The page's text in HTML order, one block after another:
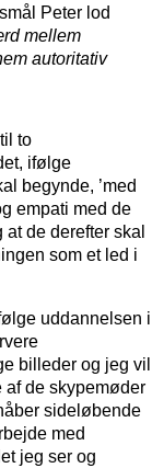
Peter lod
mellem
autoritativ
to
ifølge
begynde, ’med
empati med de
de derefter skal
som et led i
uddannelsen i
billeder og jeg vil
af de skypemøder
sideløbende
med
jeg ser og